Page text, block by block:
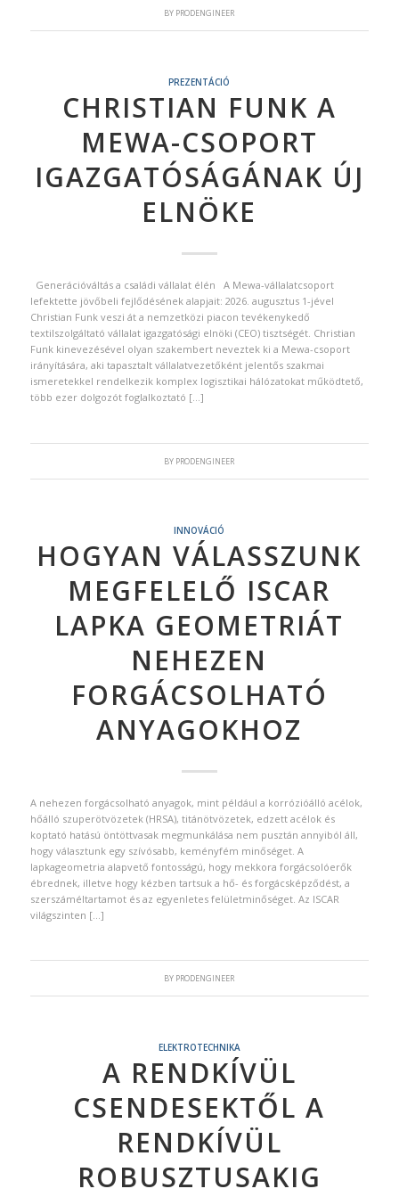
BY PRODENGINEER
PREZENTÁCIÓ
CHRISTIAN FUNK A
MEWA-CSOPORT
IGAZGATÓSÁGÁNAK ÚJ
ELNÖKE
Generációváltás a családi vállalat élén A Mewa-vállalatcsoport
lefektette jövőbeli fejlődésének alapjait: 2026. augusztus 1-jével
Christian Funk veszi át a nemzetközi piacon tevékenykedő
textilszolgáltató vállalat igazgatósági elnöki (CEO) tisztségét. Christian
Funk kinevezésével olyan szakembert neveztek ki a Mewa-csoport
irányítására, aki tapasztalt vállalatvezetőként jelentős szakmai
ismeretekkel rendelkezik komplex logisztikai hálózatokat működtető,
több ezer dolgozót foglalkoztató […]
BY PRODENGINEER
INNOVÁCIÓ
HOGYAN VÁLASSZUNK
MEGFELELŐ ISCAR
LAPKA GEOMETRIÁT
NEHEZEN
FORGÁCSOLHATÓ
ANYAGOKHOZ
A nehezen forgácsolható anyagok, mint például a korrózióálló acélok,
hőálló szuperötvözetek (HRSA), titánötvözetek, edzett acélok és
koptató hatású öntöttvasak megmunkálása nem pusztán annyiból áll,
hogy választunk egy szívósabb, keményfém minőséget. A
lapkageometria alapvető fontosságú, hogy mekkora forgácsolóerők
ébrednek, illetve hogy kézben tartsuk a hő- és forgácsképződést, a
szerszáméltartamot és az egyenletes felületminőséget. Az ISCAR
világszinten […]
BY PRODENGINEER
ELEKTROTECHNIKA
A RENDKÍVÜL
CSENDESEKTŐL A
RENDKÍVÜL
ROBUSZTUSAKIG